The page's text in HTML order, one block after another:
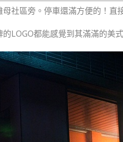
社區旁。停車還滿方便的！直
LOGO都能感覺到其滿滿的美式